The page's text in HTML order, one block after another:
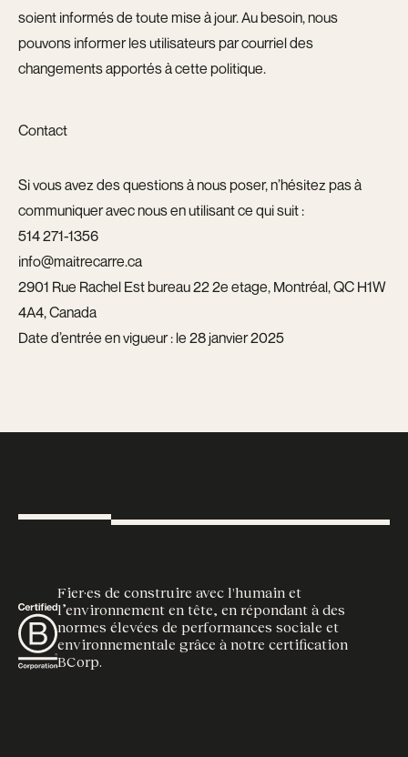
soient informés de toute mise à jour. Au besoin, nous
pouvons informer les utilisateurs par courriel des
changements apportés à cette politique.
Contact
Si vous avez des questions à nous poser, n’hésitez pas à
communiquer avec nous en utilisant ce qui suit :
514 271-1356
info@maitrecarre.ca
2901 Rue Rachel Est bureau 22 2e etage, Montréal, QC H1W
4A4, Canada
Date d’entrée en vigueur : le 28 janvier 2025
Fier·es de construire avec l'humain et
l’environnement en tête, en répondant à des
normes élevées de performances sociale et
environnementale grâce à notre certification
BCorp.